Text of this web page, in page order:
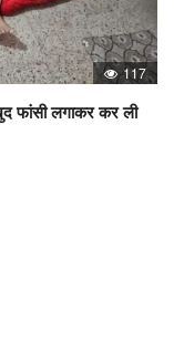
117
फांसी लगाकर कर ली